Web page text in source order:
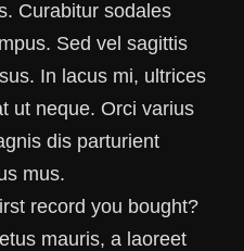
Curabitur sodales
Sed vel sagittis
In lacus mi, ultrices
ut neque. Orci varius
dis parturient
mus.
record you bought?
mauris, a laoreet